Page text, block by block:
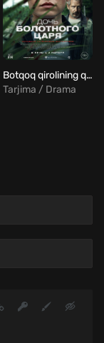
Botqoq qirolining qizi Uzbek tilida
Tarjima / Drama